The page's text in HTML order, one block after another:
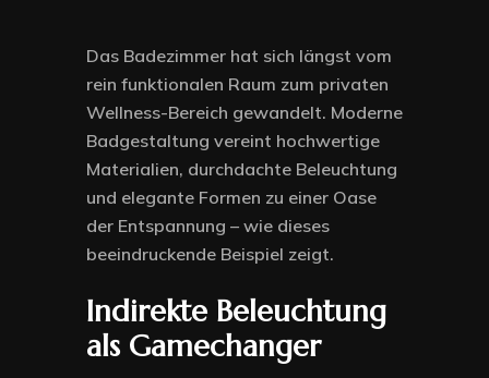
Das Badezimmer hat sich längst vom
rein funktionalen Raum zum privaten
Wellness-Bereich gewandelt. Moderne
Badgestaltung vereint hochwertige
Materialien, durchdachte Beleuchtung
und elegante Formen zu einer Oase
der Entspannung – wie dieses
beeindruckende Beispiel zeigt.
Indirekte Beleuchtung
als Gamechanger